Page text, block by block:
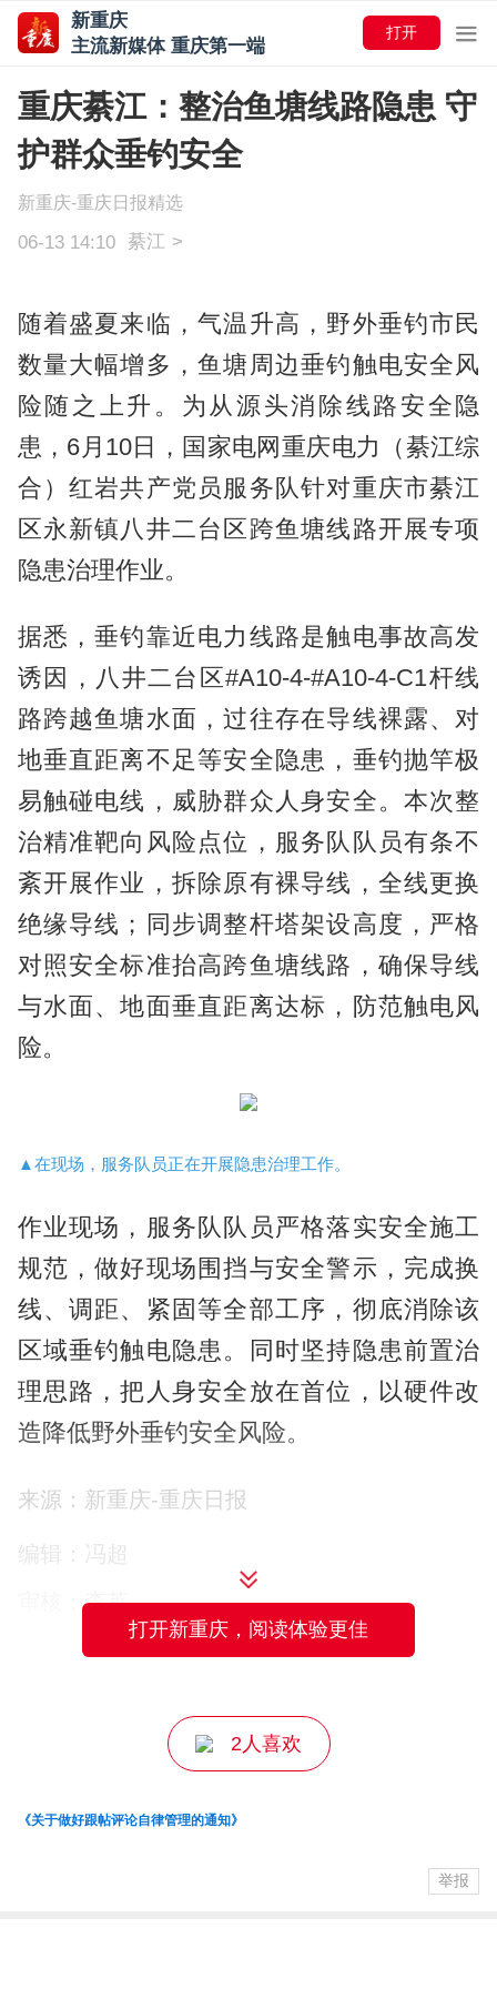
新重庆
主流新媒体 重庆第一端
打开
重庆綦江：整治鱼塘线路隐患 守
护群众垂钓安全
新重庆-重庆日报精选
06-13 14:10 綦江 >
随着盛夏来临，气温升高，野外垂钓市民
数量大幅增多，鱼塘周边垂钓触电安全风
险随之上升。为从源头消除线路安全隐
患，6月10日，国家电网重庆电力（綦江综
合）红岩共产党员服务队针对重庆市綦江
区永新镇八井二台区跨鱼塘线路开展专项
隐患治理作业。
据悉，垂钓靠近电力线路是触电事故高发
诱因，八井二台区#A10-4-#A10-4-C1杆线
路跨越鱼塘水面，过往存在导线裸露、对
地垂直距离不足等安全隐患，垂钓抛竿极
易触碰电线，威胁群众人身安全。本次整
治精准靶向风险点位，服务队队员有条不
紊开展作业，拆除原有裸导线，全线更换
绝缘导线；同步调整杆塔架设高度，严格
对照安全标准抬高跨鱼塘线路，确保导线
与水面、地面垂直距离达标，防范触电风
险。
▲在现场，服务队员正在开展隐患治理工作。
作业现场，服务队队员严格落实安全施工
规范，做好现场围挡与安全警示，完成换
线、调距、紧固等全部工序，彻底消除该
区域垂钓触电隐患。同时坚持隐患前置治
理思路，把人身安全放在首位，以硬件改
造降低野外垂钓安全风险。
除硬件升级改造外，服务队队员同步开展
安全用电宣传，向周边垂钓爱好者、鱼塘
经营者讲解高压线下垂钓的严重危害，普
及安全垂钓常识与触电自救知识，引导群
众远离电力线路、平安垂钓。
下一步，国网重庆綦江供电公司将持续摸
排供区内河道、鱼塘、水库沿线电力线路
隐患，常态化推进绝缘化改造、线路迁改
全巡查与宣传力度，用实打实的线路改
来源：新重庆-重庆日报
编辑：冯超
审核：李苒
主编：王萃
打开新重庆，阅读体验更佳
2人喜欢
《关于做好跟帖评论自律管理的通知》
举报